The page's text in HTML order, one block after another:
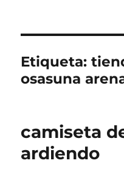
Etiqueta:
osasuna
camiseta
ardiendo